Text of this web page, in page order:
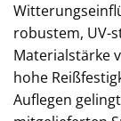
robustem, UV-
Materialstärke
hohe
Auflegen